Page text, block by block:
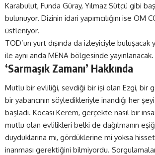
Karabulut, Funda Güray, Yılmaz Sütçü gibi
bulunuyor. Dizinin idari yapımcılığını ise OM
üstleniyor.
TOD’un yurt dışında da izleyiciyle buluşacak
ile aynı anda MENA bölgesinde yayınlanacak.
‘Sarmaşık Zamanı’ Hakkında
Mutlu bir evliliği, sevdiği bir işi olan Ezgi, bir
bir yabancının söyledikleriyle inandığı her
başladı. Kocası Kerem, gerçekte nasıl bir
mutlu olan evlilikleri belki de dağılmanın
duyduklarına mı, gördüklerine mi yoksa
inanması gerektiğini bilmiyordu.